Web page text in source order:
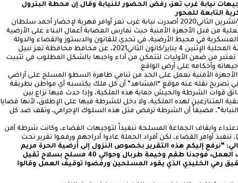
نيابة غرب تعز، رفض الحضور للنيابة وقال إن محطة البترول
التابعة للمحور .
في تاريخ 27 أكتوبر/تشرين الأول، و15 نوفمبر/تشرين الثاني2020 أصدرت نيابة غرب تعز أوامر قهرية لإحضار أحمد سلطان
من قبل الأجهزة الأمنية حيث تمارس العصابة أعمال البناء على الأرضية
في محيط الأرضية، في تحدي للقانون والدستور والقضاء والدولة.
: نقلت إدارة الإعلام في السلطة المحلية الإثنين 4 يناير/كانون الثاني2021، عن محافظ محافظة تعز نبيل
من ضمن الأوليات لتتمكن من أداء واجبها بالشكل المطلوب في تثبيت
وأحكامه على أرض الواقع.
الأمنية تعمل على الحد من تنامي ظاهرة السطو المسلح على أراضي
تصريح نقله عنه موقع “المشاهد” أن كل ملك يكتسبه أي مواطن بطريقة
قوات الشرطة والجيش حماية هذه الملكية، وإذا حدث فيها نزاع بين
المتنازعين لهذه الملكية، ولا دخل للشرطة فيها على الإطلاق، لأنها قضايا
والنيابة”، مضيفاً أن الشرطة ترفض مثل هذه السلوك الإجرامي، وتقف ضد كل
وايقاف الجماعة المسلحة تنفيذاً لتوجيهات القضاء، وكانت شرطة أمن
المظفر قد حاولت أخر مرة (الاثنين 4يناير/كانون الثاني2021)، تنفيذ أوامر القضاء، لكن أفراد الحملة عادوا أدراجهم ورفعوا تقرير تحت
“نرفع إليكم هذه التقرير بخصوص النزول إلى أرضية الحرة مريم
المكاوي بحسب الأمر القضائي وتوجيهاتكم لنا بتوقيف العمل، فوجدنا طقم وخيمة طربال وحوالي 40 مسلح بسلاح ثقيل
رمي الخليدي الذي يقود المسلحين ورفضوا توقيف العمل وقالوا